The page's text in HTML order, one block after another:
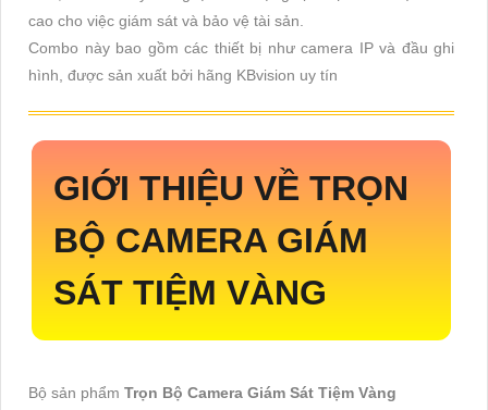
cao cho việc giám sát và bảo vệ tài sản.
Combo này bao gồm các thiết bị như camera IP và đầu ghi
hình, được sản xuất bởi hãng KBvision uy tín
GIỚI THIỆU VỀ TRỌN
BỘ CAMERA GIÁM
SÁT TIỆM VÀNG
Bộ sản phẩm Trọn Bộ Camera Giám Sát Tiệm Vàng